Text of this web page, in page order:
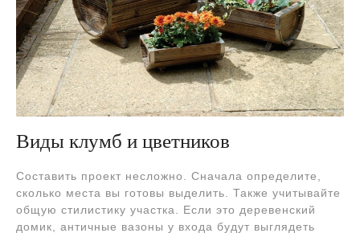
Виды клумб и цветников
Составить проект несложно. Сначала определите,
сколько места вы готовы выделить. Также учитывайте
общую стилистику участка. Если это деревенский
домик, античные вазоны у входа будут выглядеть